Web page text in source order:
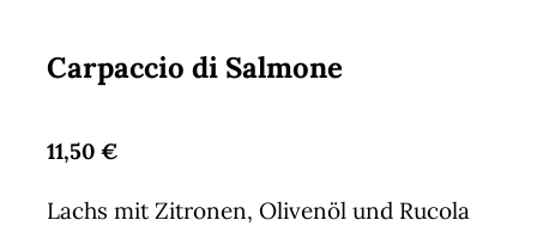
Carpaccio di Salmone
11,50 €
Lachs mit Zitronen, Olivenöl und Rucola